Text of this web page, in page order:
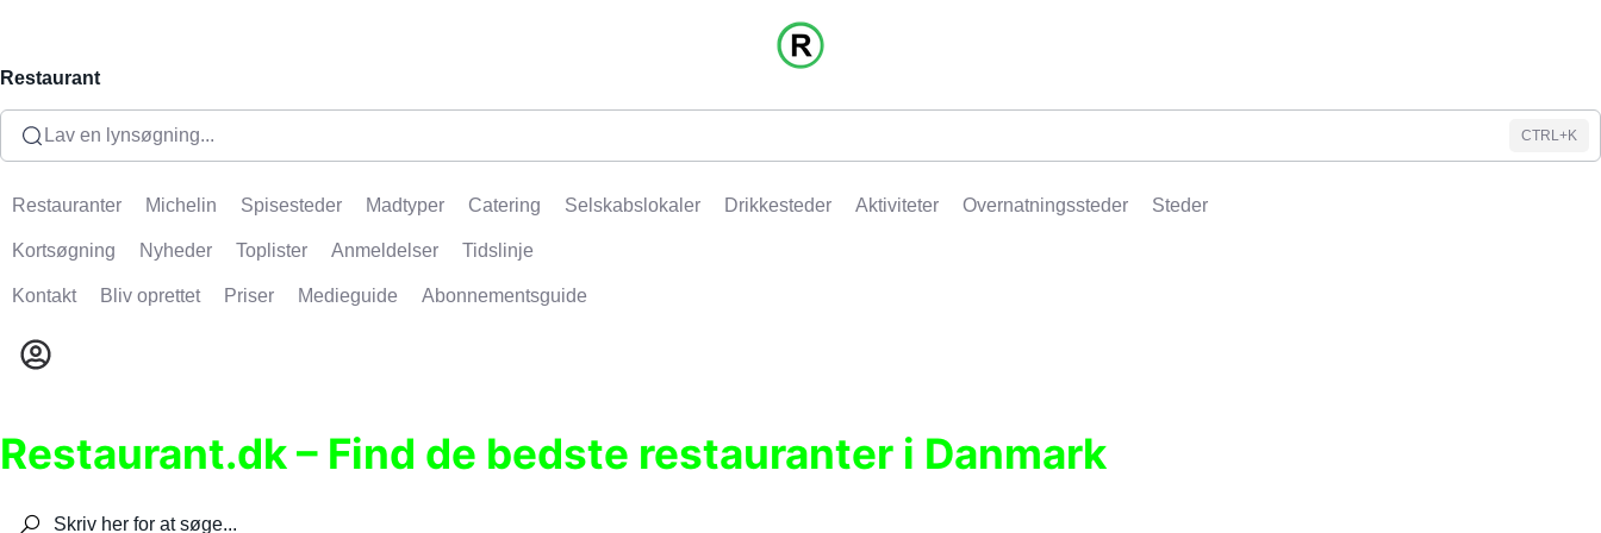
Restaurant
Lav en lynsøgning... CTRL+K
Restauranter Michelin Spisesteder Madtyper Catering Selskabslokaler Drikkesteder Aktiviteter Overnatningssteder Steder
Kortsøgning Nyheder Toplister Anmeldelser Tidslinje
Kontakt Bliv oprettet Priser Medieguide Abonnementsguide
Restaurant.dk – Find de bedste restauranter i Danmark